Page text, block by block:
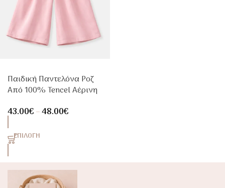
Παιδική Παντελόνα Ροζ
Από 100% Tencel Αέρινη
43.00€–48.00€
ΕΠΙΛΟΓΉ